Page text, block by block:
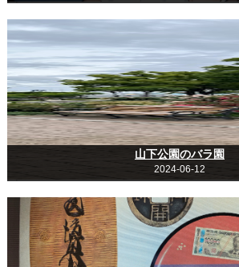
山下公園のバラ園
2024-06-12